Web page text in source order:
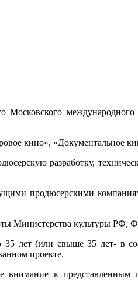
международного
кино», «Документальное
разработку,
продюсерскими
Министерства культуры
лет (или свыше 35 лет- в
проекте.
внимание к представленным